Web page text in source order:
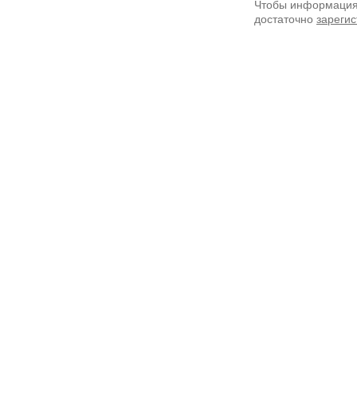
Чтобы
достаточно